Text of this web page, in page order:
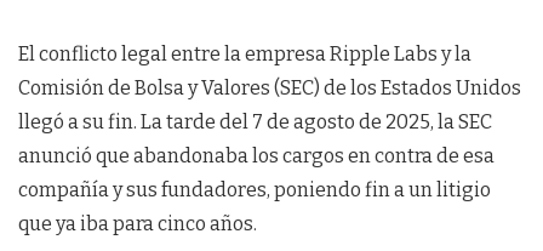
El conflicto legal entre la empresa Ripple Labs y la
Comisión de Bolsa y Valores (SEC) de los Estados Unidos
llegó a su fin. La tarde del 7 de agosto de 2025, la SEC
anunció que abandonaba los cargos en contra de esa
compañía y sus fundadores, poniendo fin a un litigio
que ya iba para cinco años.